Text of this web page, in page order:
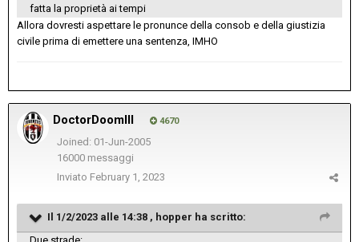
fatta la proprietà ai tempi
Allora dovresti aspettare le pronunce della consob e della giustizia
civile prima di emettere una sentenza, IMHO
DoctorDoomIII 4670
Joined: 01-Jun-2005
16000 messaggi
Inviato February 1, 2023
Il 1/2/2023 alle 14:38 , hopper ha scritto: